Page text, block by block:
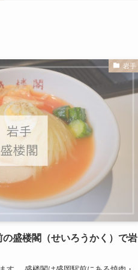
岩手
の盛楼閣（せいろうかく）で岩